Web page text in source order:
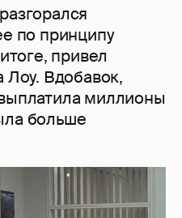
по принципу
привел
Лоу. Вдобавок,
миллионы
больше